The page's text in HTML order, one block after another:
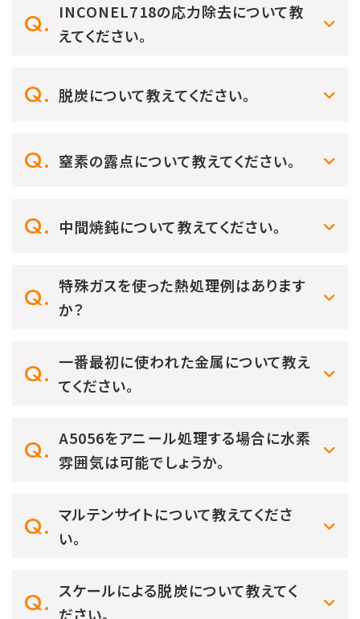
INCONEL718の応力除去について教
えてください。
脱炭について教えてください。
窒素の露点について教えてください。
中間焼鈍について教えてください。
特殊ガスを使った熱処理例はあります
か？
一番最初に使われた金属について教え
てください。
A5056をアニール処理する場合に水素
雰囲気は可能でしょうか。
マルテンサイトについて教えてくださ
い。
スケールによる脱炭について教えてく
ださい。